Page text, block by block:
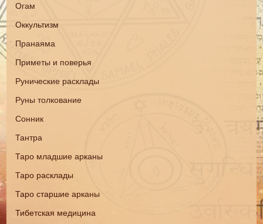
Огам
Оккультизм
Пранаяма
Приметы и поверья
Рунические расклады
Руны толкование
Сонник
Тантра
Таро младшие арканы
Таро расклады
Таро старшие арканы
Тибетская медицина